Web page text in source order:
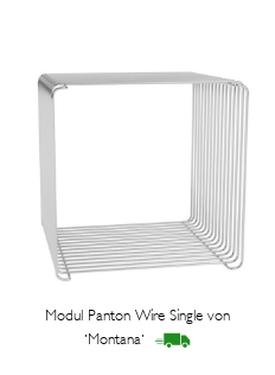
Modul Panton Wire Single von
'Montana'